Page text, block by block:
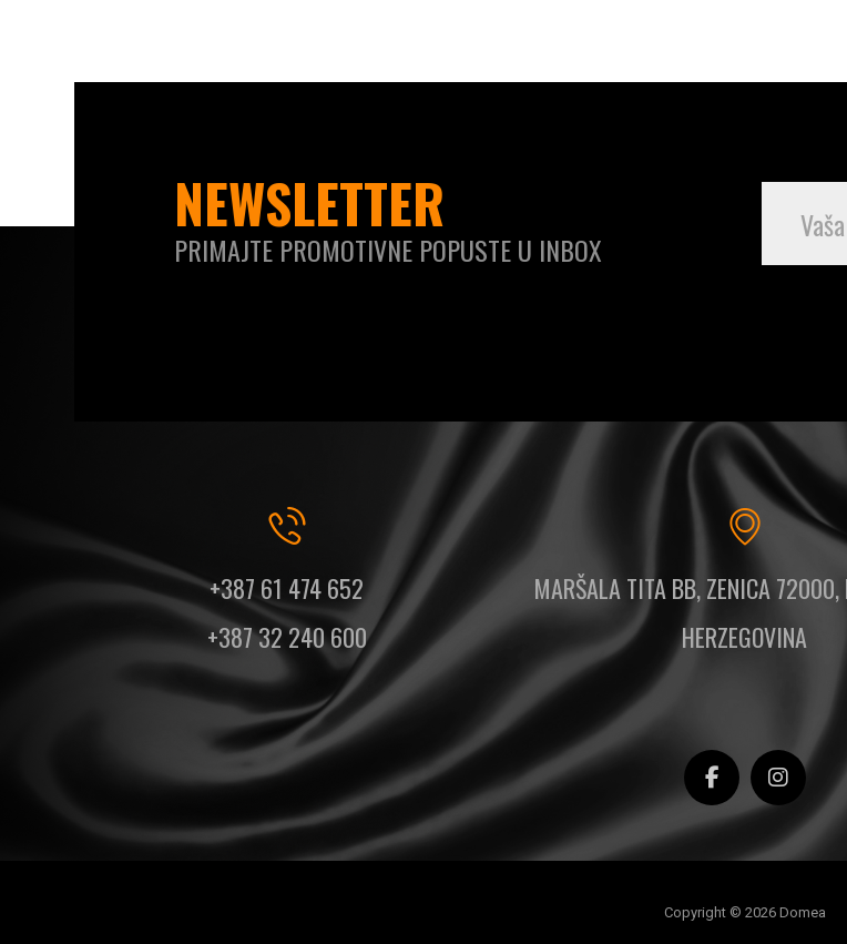
NEWSLETTER
PRIMAJTE PROMOTIVNE POPUSTE U INBOX
+387 61 474 652
+387 32 240 600
MARŠALA TITA BB, ZENICA 72000,
HERZEGOVINA
Copyright © 2026 Domea